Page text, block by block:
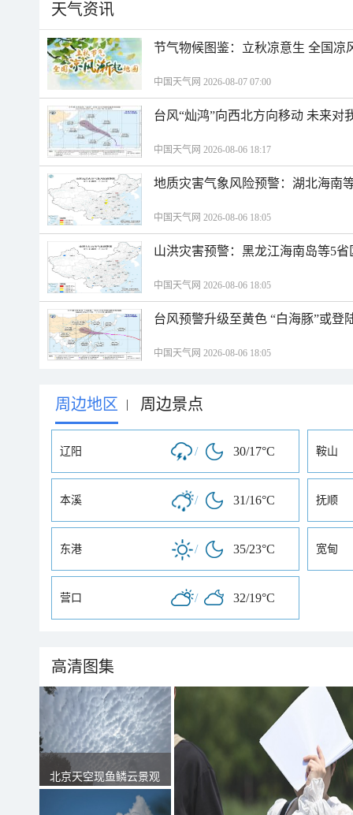
天气资讯
节气物候图鉴：立秋凉意生 全国凉
中国天气网 2026-08-07 07:00
台风“灿鸿”向西北方向移动 未来对
中国天气网 2026-08-06 18:17
地质灾害气象风险预警：湖北海南
中国天气网 2026-08-06 18:05
山洪灾害预警：黑龙江海南岛等5
中国天气网 2026-08-06 18:05
台风预警升级至黄色 “白海豚”或登
中国天气网 2026-08-06 18:05
周边地区 | 周边景点
辽阳 / 30/17°C 鞍山
本溪 / 31/16°C 抚顺
东港 / 35/23°C 宽甸
营口 / 32/19°C
高清图集
北京天空现鱼鳞云景观